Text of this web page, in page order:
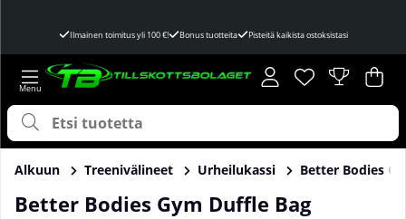
Ilmainen toimitus yli 100 €! Bonus tuotteita Pisteitä kaikista ostoksistasi
Toivelista
Lukumäärä
. .
Alkuun Treenivälineet Urheilukassi Better Bodies
Better Bodies Gym Duffle Bag